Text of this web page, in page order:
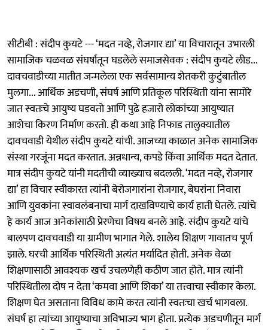
सीटीबी : संदीप कुयटे --- ‘मदत नव्हे, रोजगार द्या’ या विचारातून उभारली
सामाजिक चळवळ संघर्षातून घडलेले समाजसेवक : संदीप कुयटे लीड...
दावचवाडीच्या मातीत जन्मलेला एक सर्वसामान्य शेतकरी कुटुंबातील
मुलगा... आर्थिक अडचणी, संघर्ष आणि प्रतिकूल परिस्थिती यांना सामोरे
जात स्वतःचे आयुष्य घडवतो आणि पुढे हजारो लोकांच्या आयुष्यात
आशेचा किरण निर्माण करतो. ही कथा आहे निफाड तालुक्यातील
दावचवाडी येथील संदीप कुयटे यांची. आजच्या काळात अनेक सामाजिक
संस्था गरजूंना मदत करतात. अन्नधान्य, कपडे किंवा आर्थिक मदत देतात.
मात्र संदीप कुयटे यांनी मदतीची व्याख्याच बदलली. ‘मदत नव्हे, रोजगार
द्या’ हा विचार स्वीकारत त्यांनी बेरोजगारांना रोजगार, बेघरांना निवारा
आणि युवकांना स्वावलंबनाचा मार्ग दाखविण्याचे कार्य हाती घेतले. त्यांचे
हे कार्य आज अनेकांसाठी प्रेरणेचा विषय बनले आहे. संदीप कुयटे यांचे
बालपण दावचवाडी या ग्रामीण भागात गेले. शालेय शिक्षण गावातच पूर्ण
झाले. घरची आर्थिक परिस्थिती अत्यंत मर्यादित होती. अनेक वेळा
शिक्षणासाठी आवश्यक खर्च उचलणेही कठीण जात होते. मात्र त्यांनी
परिस्थितीला दोष न देता ‘कमवा आणि शिका’ या तत्त्वाचा स्वीकार केला.
शिक्षण घेत असताना विविध कामे करत त्यांनी स्वतःचा खर्च भागवला.
संघर्ष हा त्यांच्या आयुष्याचा अविभाज्य भाग होता. प्रत्येक अडचणीतून मार्ग